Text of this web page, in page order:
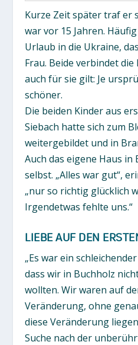
Kurze Zeit später traf er
war vor 15 Jahren.
Urlaub in die Ukraine,
Frau. Beide verbindet
auch für sie gilt: Je
schöner.
Die beiden Kinder aus
Siebach hatte sich zum
weitergebildet und in
Auch das eigene Haus
selbst. „Alles war gut“,
„nur so richtig glücklich
Irgendetwas fehlte uns.“
LIEBE AUF DEN
„Es war ein
dass wir in Buchholz
wollten. Wir waren auf
Veränderung, ohne
diese Veränderung
Suche nach der